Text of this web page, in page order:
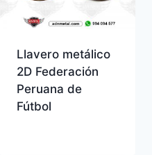
Llavero metálico
2D Federación
Peruana de
Fútbol